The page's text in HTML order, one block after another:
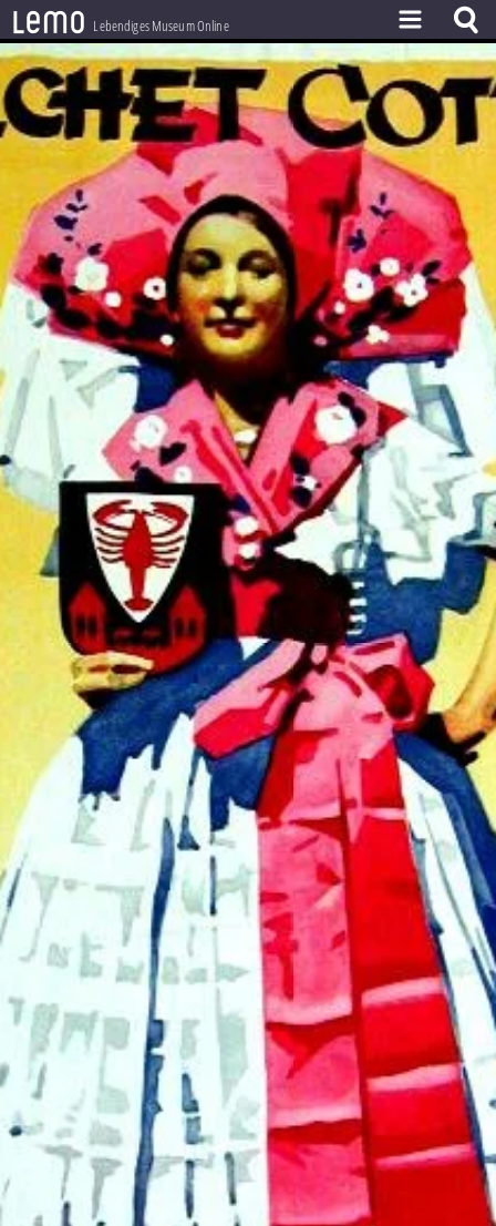
lemo Lebendiges Museum Online
ZEITSTRAHL
THEMEN
ZEITZEUGEN
BESTAND
LERNEN
PROJEKT